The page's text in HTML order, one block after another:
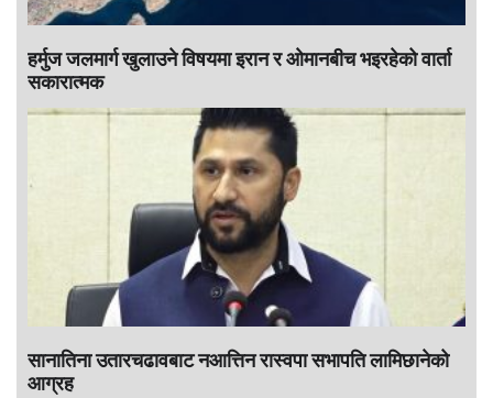
हर्मुज जलमार्ग खुलाउने विषयमा इरान र ओमानबीच भइरहेको वार्ता
सकारात्मक
सानातिना उतारचढावबाट नआत्तिन रास्वपा सभापति लामिछानेको
आग्रह